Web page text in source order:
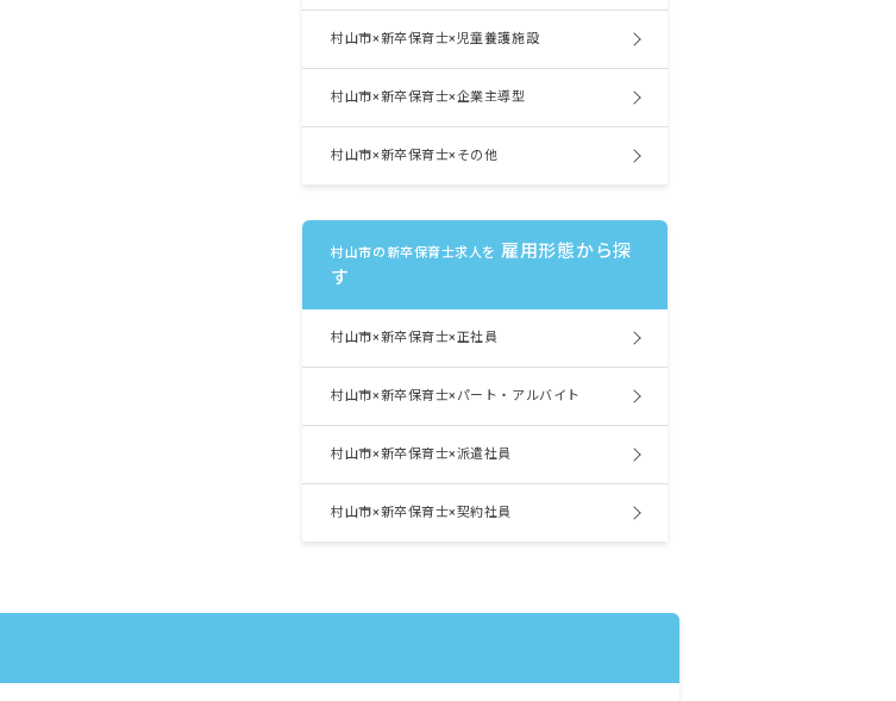
村山市×新卒保育士×児童養護施設
村山市×新卒保育士×企業主導型
村山市×新卒保育士×その他
村山市の新卒保育士求人を 雇用形態から探
す
村山市×新卒保育士×正社員
村山市×新卒保育士×パート・アルバイト
村山市×新卒保育士×派遣社員
村山市×新卒保育士×契約社員